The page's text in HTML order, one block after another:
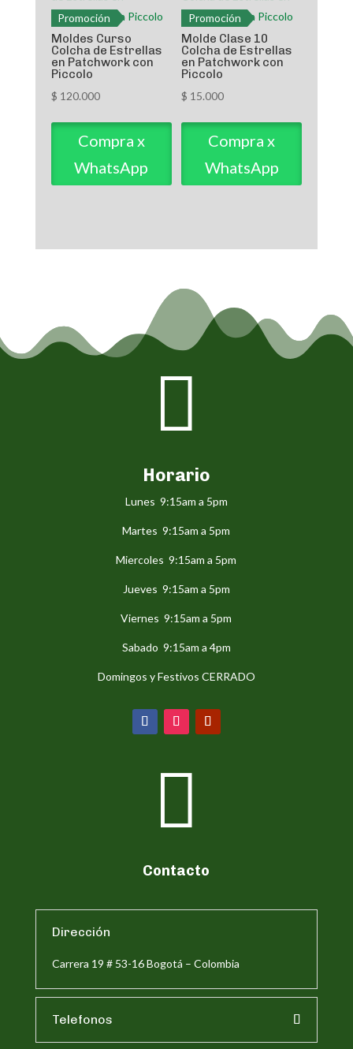
Promoción
Moldes Curso
Colcha de Estrellas
en Patchwork con
Piccolo
$ 120.000
Compra x
WhatsApp
Promoción
Molde Clase 10
Colcha de Estrellas
en Patchwork con
Piccolo
$ 15.000
Compra x
WhatsApp

Horario
Lunes 9:15am a 5pm
Martes 9:15am a 5pm
Miercoles 9:15am a 5pm
Jueves 9:15am a 5pm
Viernes 9:15am a 5pm
Sabado 9:15am a 4pm
Domingos y Festivos CERRADO

Contacto
Dirección
Carrera 19 # 53-16 Bogotá – Colombia
Telefonos